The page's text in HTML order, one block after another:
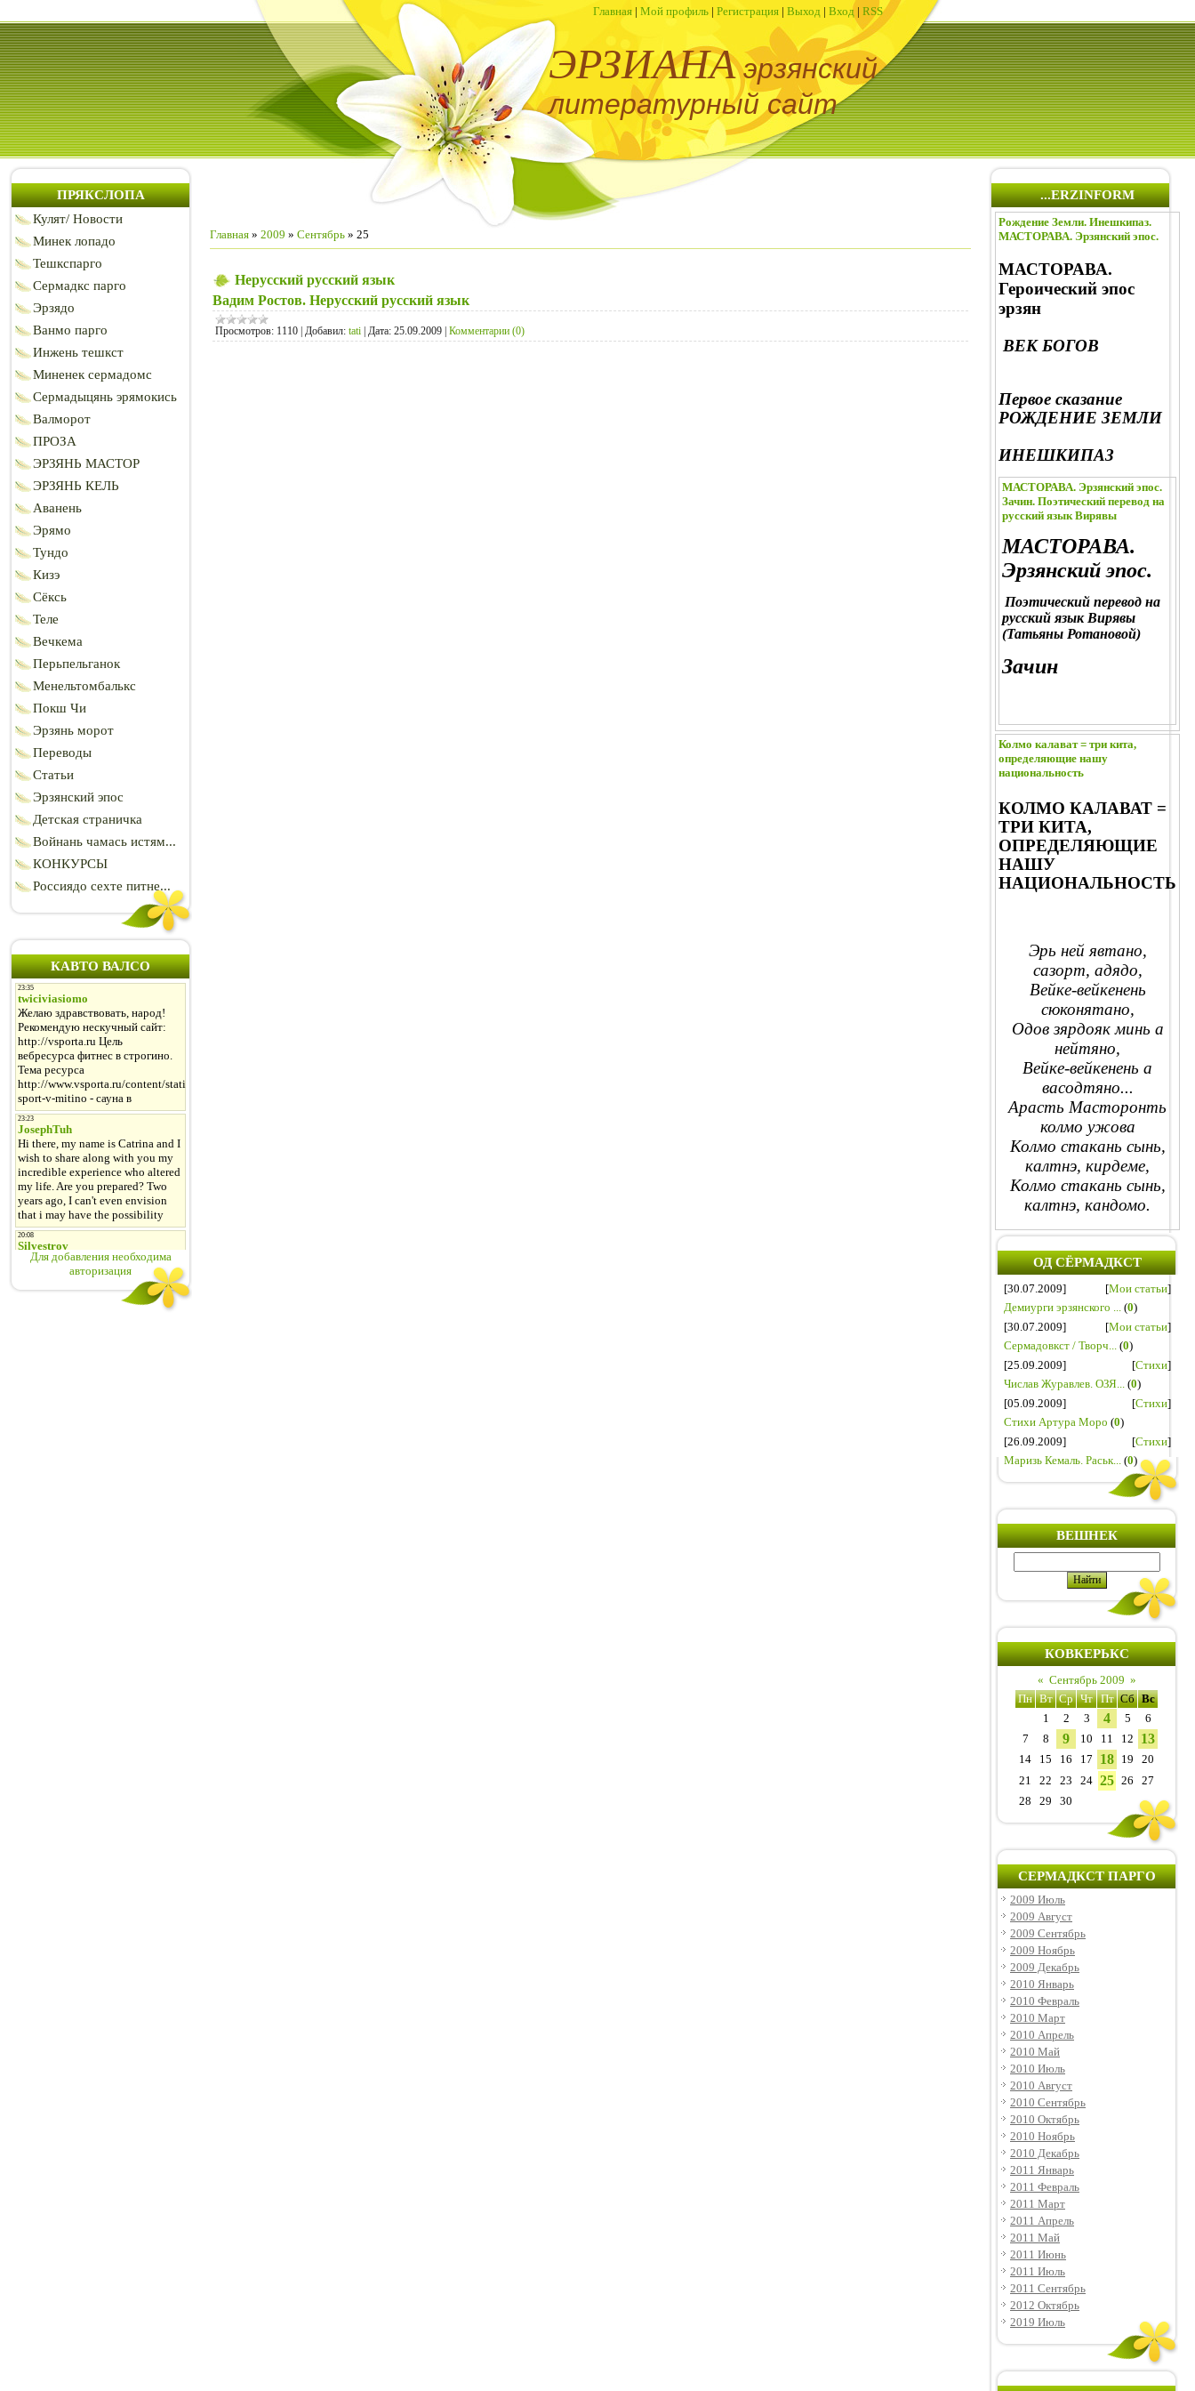
Главная | Мой профиль | Регистрация | Выход | Вход | RSS
ЭРЗИАНА эрзянский
литературный сайт
ПРЯКСЛОПА
Кулят/ Новости
Минек лопадо
Тешкспарго
Сермадкс парго
Эрзядо
Ванмо парго
Инжень тешкст
Миненек сермадомс
Сермадыцянь эрямокись
Валморот
ПРОЗА
ЭРЗЯНЬ МАСТОР
ЭРЗЯНЬ КЕЛЬ
Аванень
Эрямо
Тундо
Кизэ
Сёксь
Теле
Вечкема
Перьпельганок
Менельтомбалькс
Покш Чи
Эрзянь морот
Переводы
Статьи
Эрзянский эпос
Детская страничка
Войнань чамась истям...
КОНКУРСЫ
Россиядо сехте питне...
КАВТО ВАЛСО
Для добавления необходима
авторизация
Главная » 2009 » Сентябрь » 25
Нерусский русский язык
Вадим Ростов. Нерусский русский язык
Просмотров: 1110 | Добавил: tati | Дата: 25.09.2009 | Комментарии (0)
...ERZINFORM
Рождение Земли. Инешкипаз.
МАСТОРАВА. Эрзянский эпос.
МАСТОРАВА.
Героический эпос
эрзян
ВЕК БОГОВ
Первое сказание
РОЖДЕНИЕ ЗЕМЛИ
ИНЕШКИПАЗ
МАСТОРАВА. Эрзянский эпос.
Зачин. Поэтический перевод на
русский язык Вирявы
МАСТОРАВА.
Эрзянский эпос.
Поэтический перевод на
русский язык Вирявы
(Татьяны Ротановой)
Зачин
Колмо калават = три кита,
определяющие нашу
национальность
КОЛМО КАЛАВАТ =
ТРИ КИТА,
ОПРЕДЕЛЯЮЩИЕ
НАШУ
НАЦИОНАЛЬНОСТЬ
Эрь ней явтано,
сазорт, адядо,
Вейке-вейкенень
сюконятано,
Одов зярдояк минь а
нейтяно,
Вейке-вейкенень а
васодтяно...
Арасть Масторонть
колмо ужова
Колмо стакань сынь,
калтнэ, кирдеме,
Колмо стакань сынь,
калтнэ, кандомо.
ОД СЁРМАДКСТ
[30.07.2009] [Мои статьи]
Демиурги эрзянского ... (0)
[30.07.2009]
[Мои статьи]
Сермадовкст / Творч... (0)
[25.09.2009]
[Стихи]
Числав Журавлев. ОЗЯ... (0)
[05.09.2009]
[Стихи]
Стихи Артура Моро (0)
[26.09.2009]
[Стихи]
Маризь Кемаль. Раськ... (0)
ВЕШНЕК
КОВКЕРЬКС
« Сентябрь 2009 »
Пн Вт Ср Чт Пт Сб Вс
1
2 3 4 5
6
7
8 9 10 11 12 13
14 15 16 17 18 19
20
21
22 23 24 25 26
27
28
29 30
СЕРМАДКСТ ПАРГО
2009 Июль
2009 Август
2009 Сентябрь
2009 Ноябрь
2009 Декабрь
2010 Январь
2010 Февраль
2010 Март
2010 Апрель
2010 Май
2010 Июль
2010 Август
2010 Сентябрь
2010 Октябрь
2010 Ноябрь
2010 Декабрь
2011 Январь
2011 Февраль
2011 Март
2011 Апрель
2011 Май
2011 Июнь
2011 Июль
2011 Сентябрь
2012 Октябрь
2019 Июль